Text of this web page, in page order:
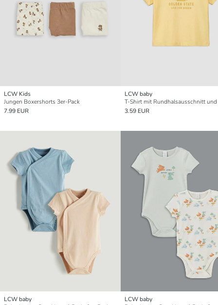
LCW Kids
Jungen Boxershorts 3er-Pack
7.99 EUR
LCW baby
3.59 EUR
LCW baby
LCW baby